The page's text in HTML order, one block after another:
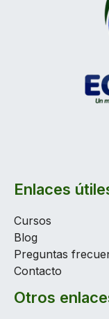
Enlaces
Cursos
Blog
Preguntas
Contacto
Otros